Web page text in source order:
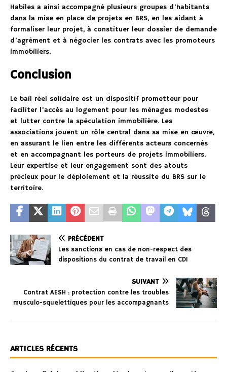
Habiles a ainsi accompagné plusieurs groupes d’habitants
dans la mise en place de projets en BRS, en les aidant à
formaliser leur projet, à constituer leur dossier de demande
d’agrément et à négocier les contrats avec les promoteurs
immobiliers.
Conclusion
Le bail réel solidaire est un dispositif prometteur pour
faciliter l’accès au logement pour les ménages modestes
et lutter contre la spéculation immobilière. Les
associations jouent un rôle central dans sa mise en œuvre,
en assurant le lien entre les différents acteurs concernés
et en accompagnant les porteurs de projets immobiliers.
Leur expertise et leur engagement sont des atouts
précieux pour le déploiement et la réussite du BRS sur le
territoire.
PRÉCÉDENT
Les sanctions en cas de non-respect des
dispositions du contrat de travail en CDI
SUIVANT
Contrat AESH : protection contre les troubles
musculo-squelettiques pour les accompagnants
ARTICLES RÉCENTS